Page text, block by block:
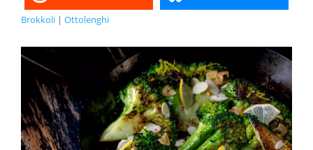
Brokkoli | Ottolenghi